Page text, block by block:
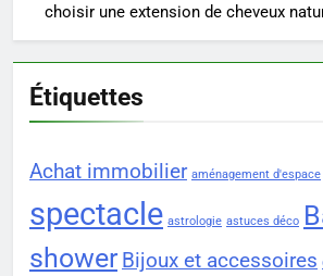
choisir une extension de cheveux
Étiquettes
Achat immobilier aménagement d'espace
spectacle astrologie astuces déco
shower Bijoux et accessoires